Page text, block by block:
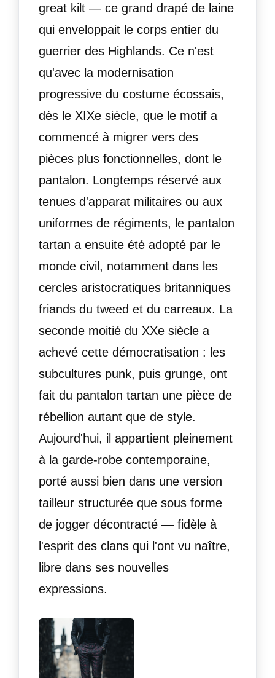
great kilt — ce grand drapé de laine
qui enveloppait le corps entier du
guerrier des Highlands. Ce n'est
qu'avec la modernisation
progressive du costume écossais,
dès le XIXe siècle, que le motif a
commencé à migrer vers des
pièces plus fonctionnelles, dont le
pantalon. Longtemps réservé aux
tenues d'apparat militaires ou aux
uniformes de régiments, le pantalon
tartan a ensuite été adopté par le
monde civil, notamment dans les
cercles aristocratiques britanniques
friands du tweed et du carreaux. La
seconde moitié du XXe siècle a
achevé cette démocratisation : les
subcultures punk, puis grunge, ont
fait du pantalon tartan une pièce de
rébellion autant que de style.
Aujourd'hui, il appartient pleinement
à la garde-robe contemporaine,
porté aussi bien dans une version
tailleur structurée que sous forme
de jogger décontracté — fidèle à
l'esprit des clans qui l'ont vu naître,
libre dans ses nouvelles
expressions.